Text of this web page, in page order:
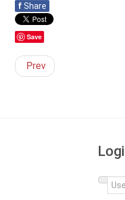
f Share
Save
Prev